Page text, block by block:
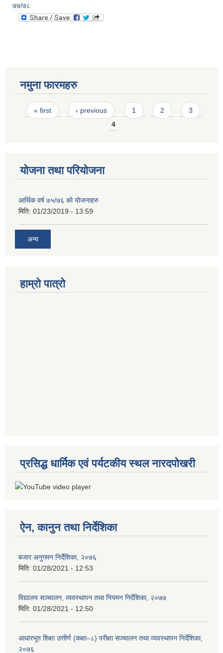
७७/७८
नमुना फारमहरु
Pages
« first ‹ previous 1 2
3
4
योजना तथा परियोजना
आर्थिक वर्ष ७५/७६ को योजनाहरु
मिति: 01/23/2019 - 13:59
अन्य
हाम्रो पात्रो
प्रसिद्ध धार्मिक एवं पर्यटकीय स्थल नारदपोखरी
ऐन, कानुन तथा निर्देशिका
बजार अनुगमन निर्देशिका, २०७६
मिति: 01/28/2021 - 12:53
विद्यालय सञ्चालन, व्यवस्थापन तथा नियमन निर्देशिका, २०७७
मिति: 01/28/2021 - 12:50
आधारभूत शिक्षा उत्तीर्ण (कक्षा–८) परीक्षा सञ्चालन तथा व्यवस्थापन निर्देशिका,
२०७६